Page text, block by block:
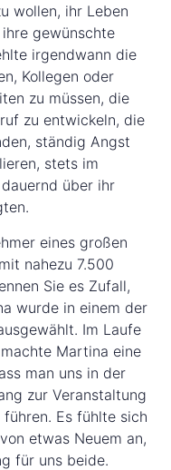
wollen, ihr Leben
gewünschte
irgendwann die
Kollegen oder
zu müssen, die
zu entwickeln, die
ständig Angst
stets im
über ihr
eines großen
nahezu 7.500
Sie es Zufall,
wurde in einem der
Im Laufe
Martina eine
man uns in der
zur Veranstaltung
Es fühlte sich
etwas Neuem an,
für uns beide.